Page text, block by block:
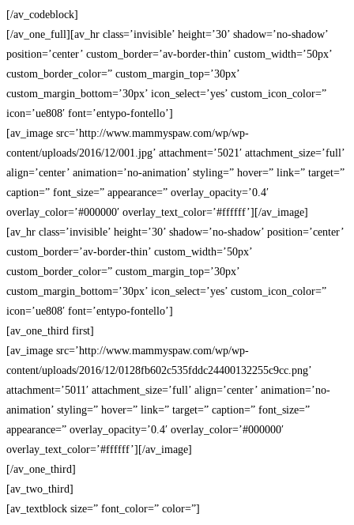
[/av_codeblock]
[/av_one_full][av_hr class=’invisible’ height=’30’ shadow=’no-shadow’
position=’center’ custom_border=’av-border-thin’ custom_width=’50px’
custom_border_color=” custom_margin_top=’30px’
custom_margin_bottom=’30px’ icon_select=’yes’ custom_icon_color=”
icon=’ue808′ font=’entypo-fontello’]
[av_image src=’http://www.mammyspaw.com/wp/wp-
content/uploads/2016/12/001.jpg’ attachment=’5021′ attachment_size=’full’
align=’center’ animation=’no-animation’ styling=” hover=” link=” target=”
caption=” font_size=” appearance=” overlay_opacity=’0.4′
overlay_color=’#000000′ overlay_text_color=’#ffffff’][/av_image]
[av_hr class=’invisible’ height=’30’ shadow=’no-shadow’ position=’center’
custom_border=’av-border-thin’ custom_width=’50px’
custom_border_color=” custom_margin_top=’30px’
custom_margin_bottom=’30px’ icon_select=’yes’ custom_icon_color=”
icon=’ue808′ font=’entypo-fontello’]
[av_one_third first]
[av_image src=’http://www.mammyspaw.com/wp/wp-
content/uploads/2016/12/0128fb602c535fddc24400132255c9cc.png’
attachment=’5011′ attachment_size=’full’ align=’center’ animation=’no-
animation’ styling=” hover=” link=” target=” caption=” font_size=”
appearance=” overlay_opacity=’0.4′ overlay_color=’#000000′
overlay_text_color=’#ffffff’][/av_image]
[/av_one_third]
[av_two_third]
[av_textblock size=” font_color=” color=”]